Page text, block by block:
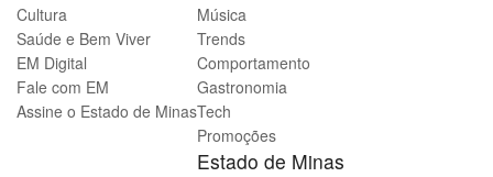
Cultura
Saúde e Bem Viver
EM Digital
Fale com EM
Assine o Estado de Minas
Música
Trends
Comportamento
Gastronomia
Tech
Promoções
Estado de Minas